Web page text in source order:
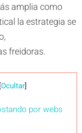
amplia como
la estrategia se
freidoras.
[Ocultar]
por webs